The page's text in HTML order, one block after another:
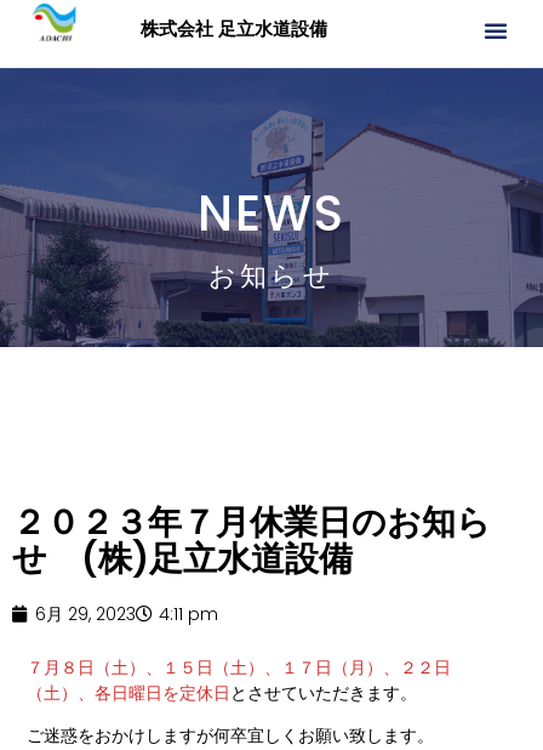
株式会社 足立水道設備
NEWS
お知らせ
２０２３年７月休業日のお知ら
せ (株)足立水道設備
6月 29, 2023 4:11 pm
７月８日（土）、１５日（土）、１７日（月）、２２日
（土）、各日曜日を定休日 とさせていただきます。
ご迷惑をおかけしますが何卒宜しくお願い致します。